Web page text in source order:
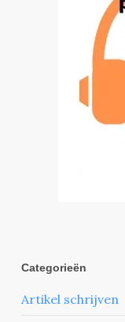
Categorieën
Artikel schrijven